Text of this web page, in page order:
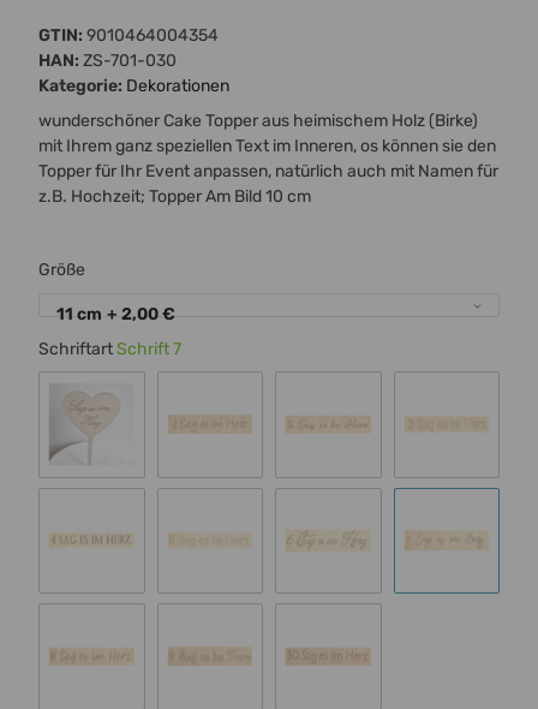
GTIN: 9010464004354
HAN: ZS-701-030
Kategorie: Dekorationen
wunderschöner Cake Topper aus heimischem Holz (Birke)
mit Ihrem ganz speziellen Text im Inneren, os können sie den
Topper für Ihr Event anpassen, natürlich auch mit Namen für
z.B. Hochzeit; Topper Am Bild 10 cm
Größe
11 cm + 2,00 €
SchriftartSchrift 7
Standard 00 Schrift 1 Schrift 2 Schrift 3
Schrift 4 Schrift 5 Schrift 6